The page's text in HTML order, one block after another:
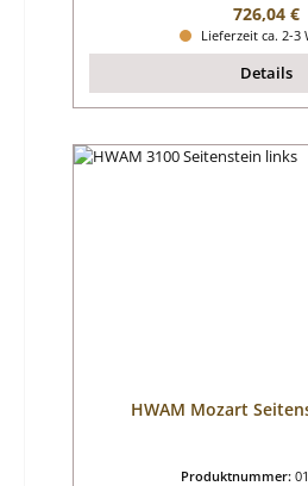
Regulärer
726,04 €
Lieferzeit ca. 2-3
Details
HWAM Mozart
Produktnummer: